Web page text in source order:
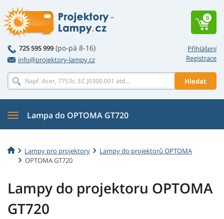
Přihlášení
Registrace
725 595 999 (po-pá 8-16)
info@projektory-lampy.cz
Hledat
0
Lampa do OPTOMA GT720
Lampy pro projektory
Lampy do projektorů OPTOMA
OPTOMA GT720
Lampy do projektoru OPTOMA
GT720